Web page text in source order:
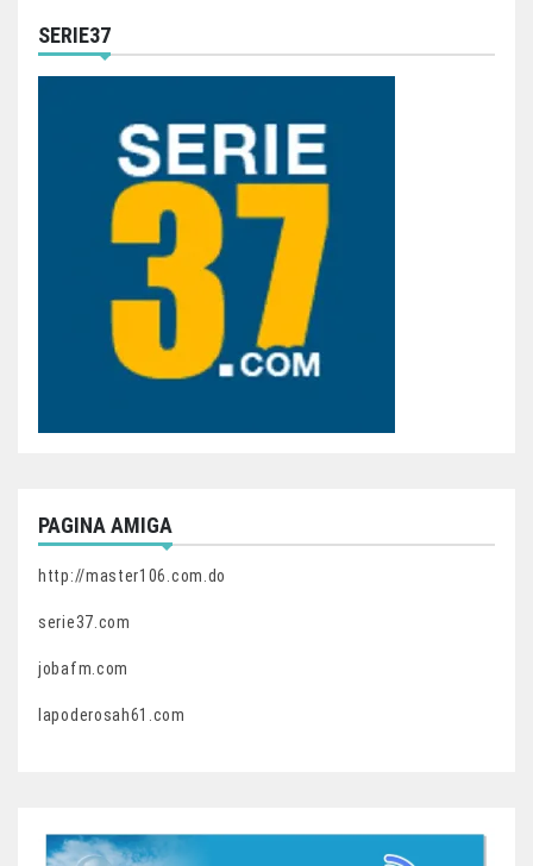
SERIE37
PAGINA AMIGA
http://master106.com.do
serie37.com
jobafm.com
lapoderosah61.com